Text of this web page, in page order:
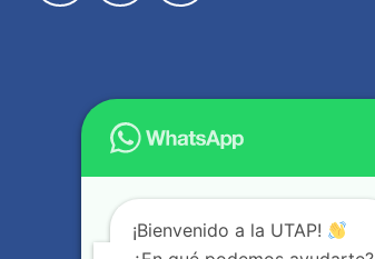
¡Bienvenido a la UTAP!